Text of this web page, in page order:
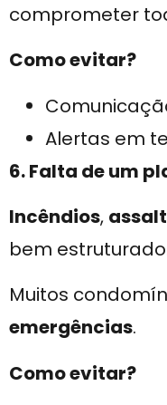
comprometer
Como evitar?
Alertas em
6. Falta de um
Incêndios,
bem
Muitos
emergências.
Como evitar?